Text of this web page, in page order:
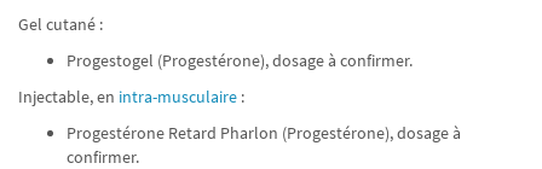
Gel cutané :
Progestogel (Progestérone), dosage à confirmer.
Injectable, en intra-musculaire :
Progestérone Retard Pharlon (Progestérone), dosage à
confirmer.